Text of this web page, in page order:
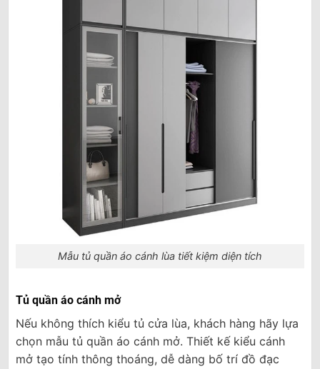
Mẫu tủ quần áo cánh lùa tiết kiệm diện tích
Tủ quần áo cánh mở
Nếu không thích kiểu tủ cửa lùa, khách hàng hãy lựa
chọn mẫu tủ quần áo cánh mở. Thiết kế kiểu cánh
mở tạo tính thông thoáng, dễ dàng bố trí đồ đạc